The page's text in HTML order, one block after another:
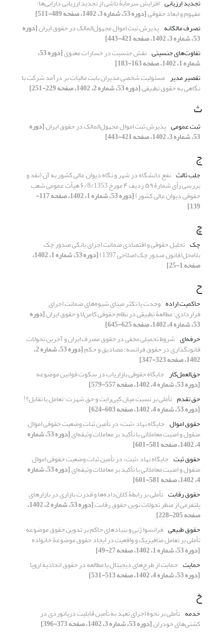
تجدید ارزیابی افزایش سرمایۀ ناشی از تجدید ارزیابی دارایی‌ها؛
مفهوم و ابعاد حقوقی[دوره 53، شماره 3، 1402، صفحه 489-511]
تصرف مالکانه پذیرش ثبت اموال مجهول‌المالک در حقوق ایران[دوره
53، شماره 3، 1402، صفحه 421-443]
تفاوت‌های جنسیتی نقش جنسیت در خسارات معنوی [دوره 53،
شماره 1، 1402، صفحه 163-183]
تقصیر مدیر مسئولیت شخصی مدیران بابت مالیات بر درآمد شرکت با
نگاهی به ‏حقوق تطبیقی[دوره 53، شماره 2، 1402، صفحه 229-251]
ث
ثبت عمومی پذیرش ثبت اموال مجهول‌المالک در حقوق ایران[دوره
53، شماره 3، 1402، صفحه 421-443]
ج
جلب ثالث نفع دانشگاه در شهر و نگاه دیوان عالی کشور به آن ‏(نقد و
بررسی رأی شمارۀ ۵۹ ردیف ۴ مورخ ۶/8/1353 هیأت ‏عمومی شعب
حقوقی دیوان عالی کشور)‏ [دوره 53، شماره 1، 1402، صفحه 117-
139]
چ
چک تحلیل حقوقی و اقتصادی ضمانت اجرای بانکی صدور چک
بلامحل(قانون صدور چک اصلاحی 1397) [دوره 53، شماره 1، 1402،
صفحه 1-25]
ح
حاکمیت اراده وحدت یا تکثر مبنای شیوه‌های ضمانت اجرای
قراردادی: مطالعۀ تطبیقی در نظام حقوقی کامن‌لا و حقوق ایران[دوره
53، شماره 4، 1402، صفحه 625-645]
حرفه‌ای شروط تحمیلی مخفی در حقوق مصرف ایران و آخرین تحولات
‏قانونگذاری در حقوق فرانسه؛ مصادیق و حکم [دوره 53، شماره 2،
1402، صفحه 323-347]
حق‌العمل‌کار جایگاه حقوقی بازاریاب در سکوت قوانین موضوعه
[دوره 53، شماره 4، 1402، صفحه 557-579]
حق تقدم تأملی بر نسبت میان کپی‌رایت و حق شهرت؛ تعامل یا تقابل؟!
[دوره 53، شماره 4، 1402، صفحه 603-624]
حقوق اموال جایگاه نهاد «ثبت» در تأمین ثبات وضعیت حقوقی اموال
منقول و امنیت معاملاتی با تأکید بر معاملات وثیقه‌ای [دوره 53، شماره
4، 1402، صفحه 581-601]
حقوق ثبت جایگاه نهاد «ثبت» در تأمین ثبات وضعیت حقوقی اموال
منقول و امنیت معاملاتی با تأکید بر معاملات وثیقه‌ای [دوره 53، شماره
4، 1402، صفحه 581-601]
حقوق رقابت تأملی بر رابطۀ کلان‌داده‌ها و قدرت بازاری در بازارهای
پلتفرمی از ‏منظر تحولات نوین حقوق رقابت [دوره 53، شماره 2، 1402،
صفحه 205-228]
حقوق طبیعی فرانسوا ژنی و بنیادهای حاکم بر تدوین حقوق موضوعه
تأملی بر تعامل متافیزیک و واقعیت در ایجاد حقوق موضوعۀ خانواده
[دوره 53، شماره 1، 1402، صفحه 27-49]
حمایت حمایت از طرح‌های دیجیتال با مطالعه در حقوق اتحادیة اروپا
[دوره 53، شماره 4، 1402، صفحه 513-531]
خ
خدمه تأملی بر نحوة اجرای تعهد به تأمین قابلیت دریانوردی در
کشتی‌های خودران[دوره 53، شماره 3، 1402، صفحه 373-396]